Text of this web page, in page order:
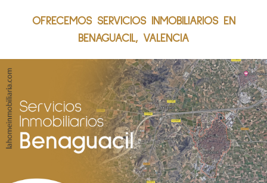
OFRECEMOS SERVICIOS INMOBILIARIOS EN
BENAGUACIL, VALENCIA